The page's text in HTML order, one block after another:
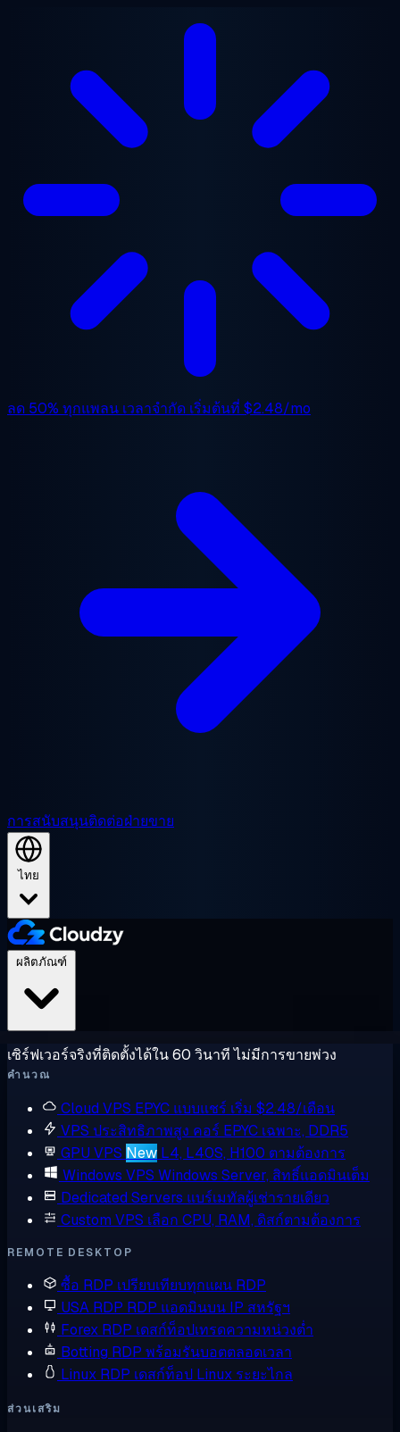
ลด 50% ทุกแพลน เวลาจำกัด เริ่มต้นที่ $2.48/mo
การสนับสนุนติดต่อฝ่ายขาย
ไทย
เซิร์ฟเวอร์จริงที่ติดตั้งได้ใน 60 วินาที ไม่มีการขายพ่วง
คำนวณ
Cloud VPS EPYC แบบแชร์ เริ่ม $2.48/เดือน
VPS ประสิทธิภาพสูง คอร์ EPYC เฉพาะ, DDR5
GPU VPS New L4, L40S, H100 ตามต้องการ
Windows VPS Windows Server, สิทธิ์แอดมินเต็ม
Dedicated Servers แบร์เมทัลผู้เช่ารายเดียว
Custom VPS เลือก CPU, RAM, ดิสก์ตามต้องการ
REMOTE DESKTOP
ซื้อ RDP เปรียบเทียบทุกแผน RDP
USA RDP RDP แอดมินบน IP สหรัฐฯ
Forex RDP เดสก์ท็อปเทรดความหน่วงต่ำ
Botting RDP พร้อมรันบอตตลอดเวลา
Linux RDP เดสก์ท็อป Linux ระยะไกล
ส่วนเสริม